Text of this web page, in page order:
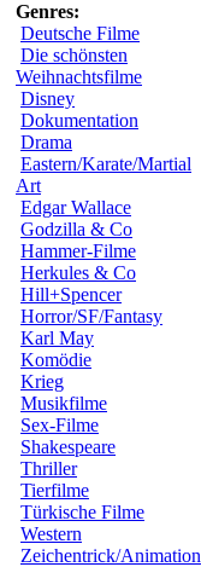
Genres:
Deutsche Filme
Die schönsten
Weihnachtsfilme
Disney
Dokumentation
Drama
Eastern/Karate/Martial
Art
Edgar Wallace
Godzilla & Co
Hammer-Filme
Herkules & Co
Hill+Spencer
Horror/SF/Fantasy
Karl May
Komödie
Krieg
Musikfilme
Sex-Filme
Shakespeare
Thriller
Tierfilme
Türkische Filme
Western
Zeichentrick/Animation